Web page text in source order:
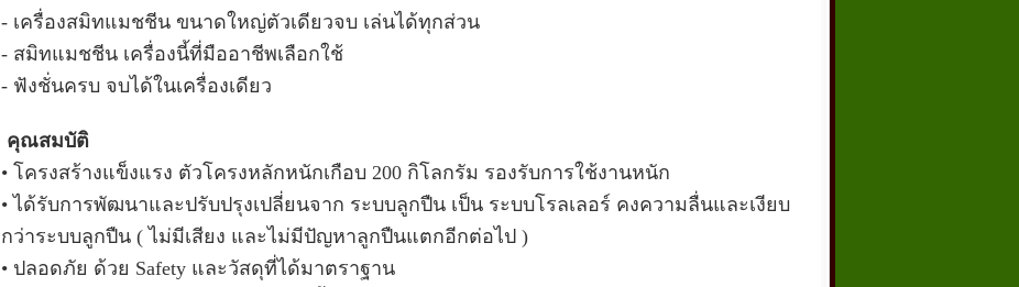
- เครื่องสมิทแมชชีน ขนาดใหญ่ตัวเดียวจบ เล่นได้ทุกส่วน
- สมิทแมชชีน เครื่องนี้ที่มืออาชีพเลือกใช้
- ฟังชั่นครบ จบได้ในเครื่องเดียว
คุณสมบัติ
• โครงสร้างแข็งแรง ตัวโครงหลักหนักเกือบ 200 กิโลกรัม รองรับการใช้งานหนัก
• ได้รับการพัฒนาและปรับปรุงเปลี่ยนจาก ระบบลูกปืน เป็น ระบบโรลเลอร์ คงความลื่นและเงียบ
กว่าระบบลูกปืน ( ไม่มีเสียง และไม่มีปัญหาลูกปืนแตกอีกต่อไป )
• ปลอดภัย ด้วย Safety และวัสดุที่ได้มาตราฐาน